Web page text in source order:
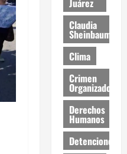
Juárez
Claudia
Sheinbaum
Clima
Crimen
Organizado
Derechos
Humanos
Detenciones